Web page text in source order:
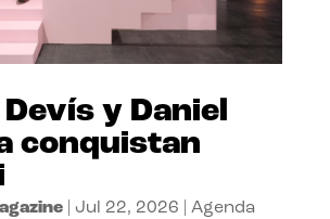
y Daniel
conquistan
| Jul 22, 2026 Agenda